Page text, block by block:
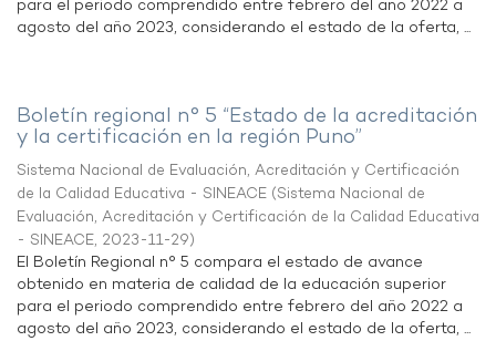
para el periodo comprendido entre febrero del año 2022 a
agosto del año 2023, considerando el estado de la oferta, ...
Boletín regional n° 5 “Estado de la acreditación
y la certificación en la región Puno”
Sistema Nacional de Evaluación, Acreditación y Certificación
de la Calidad Educativa - SINEACE (Sistema Nacional de
Evaluación, Acreditación y Certificación de la Calidad Educativa
- SINEACE, 2023-11-29)
El Boletín Regional n° 5 compara el estado de avance
obtenido en materia de calidad de la educación superior
para el periodo comprendido entre febrero del año 2022 a
agosto del año 2023, considerando el estado de la oferta, ...